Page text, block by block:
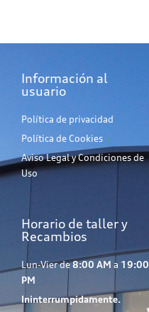
Información al
usuario
Política de privacidad
Política de Cookies
Aviso Legal y Condiciones de
Uso
Horario de taller y
Recambios
Lun-Vier de8:00 AM a 19:00
PM
Ininterrumpidamente.